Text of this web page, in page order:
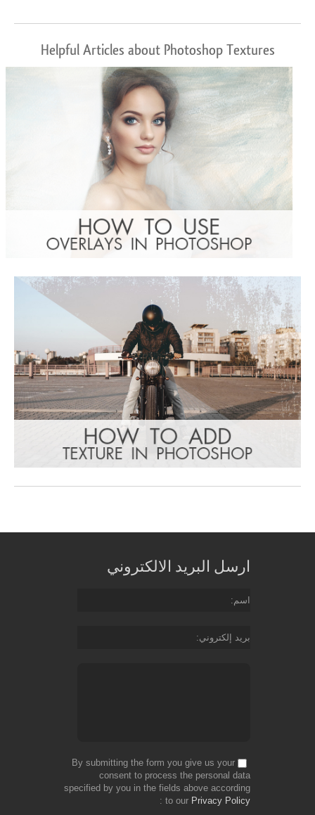
Helpful Articles about Photoshop Textures
ارسل البريد الالكتروني
اسم
بريد إلكتروني
By submitting the form you give us your
consent to process the personal data
specified by you in the fields above according
to our Privacy Policy